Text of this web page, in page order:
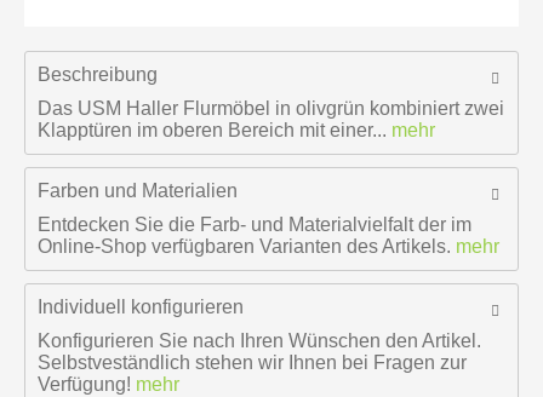
Beschreibung
Das USM Haller Flurmöbel in olivgrün kombiniert zwei
Klapptüren im oberen Bereich mit einer... mehr
Farben und Materialien
Entdecken Sie die Farb- und Materialvielfalt der im
Online-Shop verfügbaren Varianten des Artikels. mehr
Individuell konfigurieren
Konfigurieren Sie nach Ihren Wünschen den Artikel.
Selbstveständlich stehen wir Ihnen bei Fragen zur
Verfügung! mehr